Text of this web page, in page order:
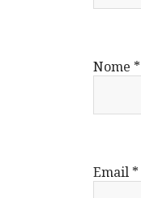
Nome *
Email *